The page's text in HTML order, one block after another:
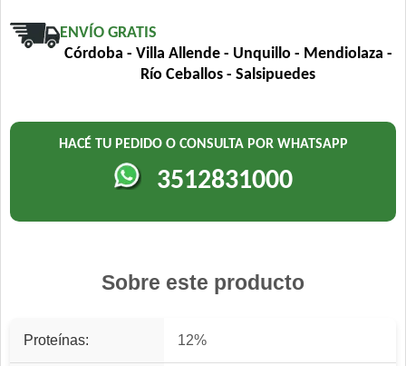
ENVÍO GRATIS
Córdoba - Villa Allende - Unquillo - Mendiolaza -
Río Ceballos - Salsipuedes
HACÉ TU PEDIDO O CONSULTA POR WHATSAPP
3512831000
Sobre este producto
Proteínas: 12%